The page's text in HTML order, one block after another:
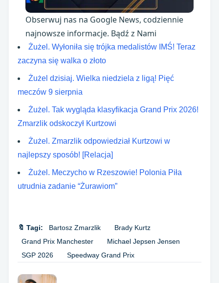
Obserwuj nas na Google News, codziennie
najnowsze informacje. Bądź z Nami
Żużel. Wyłoniła się trójka medalistów IMŚ! Teraz
zaczyna się walka o złoto
Żużel dzisiaj. Wielka niedziela z ligą! Pięć
meczów 9 sierpnia
Żużel. Tak wygląda klasyfikacja Grand Prix 2026!
Zmarzlik odskoczył Kurtzowi
Żużel. Zmarzlik odpowiedział Kurtzowi w
najlepszy sposób! [Relacja]
Żużel. Meczycho w Rzeszowie! Polonia Piła
utrudnia zadanie “Żurawiom”
🔖 Tagi: Bartosz Zmarzlik
Brady Kurtz
Grand Prix Manchester
Michael Jepsen Jensen
SGP 2026
Speedway Grand Prix